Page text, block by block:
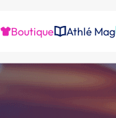
Boutique Athlé Mag